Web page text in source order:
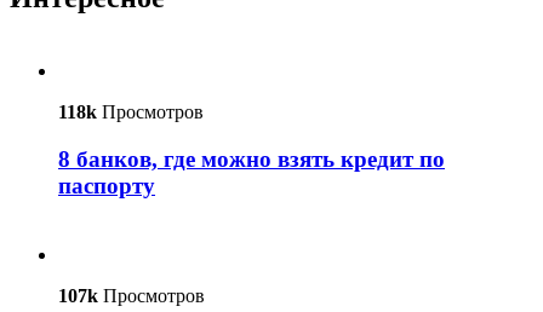
118k Просмотров
8 банков, где можно взять кредит по
паспорту
107k Просмотров